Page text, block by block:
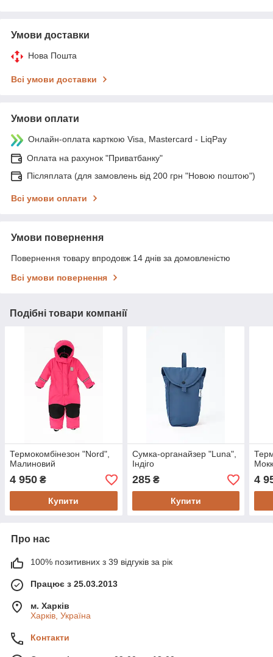
Умови доставки
Нова Пошта
Всі умови доставки
Умови оплати
Онлайн-оплата карткою Visa, Mastercard - LiqPay
Оплата на рахунок "Приватбанку"
Післяплата (для замовлень від 200 грн "Новою поштою")
Всі умови оплати
Умови повернення
Повернення товару впродовж 14 днів за домовленістю
Всі умови повернення
Подібні товари компанії
Термокомбінезон "Nord",
Малиновий
4 950 ₴
Купити
Сумка-органайзер "Luna",
Індіго
285₴
Купити
4
Про нас
100% позитивних з 39 відгуків за рік
Працює з 25.03.2013
м. Харків
Харків, Україна
Контакти